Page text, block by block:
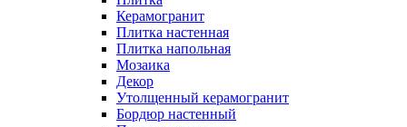
Керамогранит
Плитка настенная
Плитка напольная
Мозаика
Декор
Утолщенный керамогранит
Бордюр настенный